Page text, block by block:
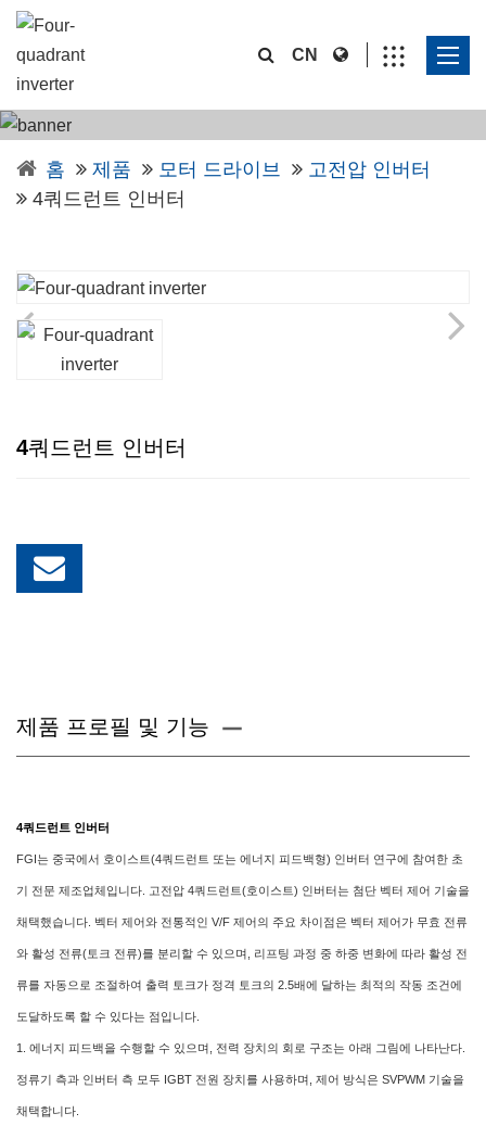
CN
홈 제품 모터 드라이브
고전압 인버터
4쿼드런트 인버터
4쿼드런트 인버터
제품 프로필 및 기능
4쿼드런트 인버터
FGI는 중국에서 호이스트(4쿼드런트 또는 에너지 피드백형) 인버터 연구에 참여한 초
기 전문 제조업체입니다. 고전압 4쿼드런트(호이스트) 인버터는 첨단 벡터 제어 기술을
채택했습니다. 벡터 제어와 전통적인 V/F 제어의 주요 차이점은 벡터 제어가 무효 전류
와 활성 전류(토크 전류)를 분리할 수 있으며, 리프팅 과정 중 하중 변화에 따라 활성 전
류를 자동으로 조절하여 출력 토크가 정격 토크의 2.5배에 달하는 최적의 작동 조건에
도달하도록 할 수 있다는 점입니다.
1. 에너지 피드백을 수행할 수 있으며, 전력 장치의 회로 구조는 아래 그림에 나타난다.
정류기 측과 인버터 측 모두 IGBT 전원 장치를 사용하며, 제어 방식은 SVPWM 기술을
채택합니다.